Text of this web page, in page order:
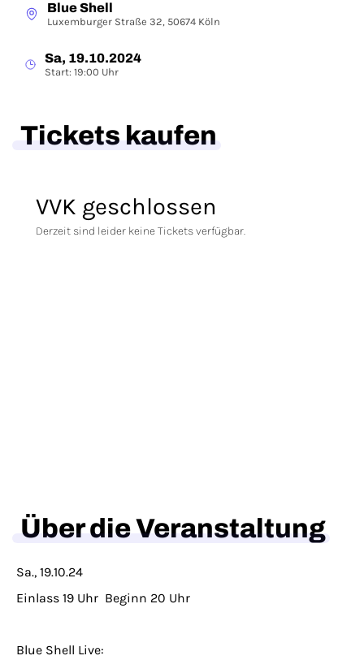
Blue Shell
Luxemburger Straße 32, 50674 Köln
Sa, 19.10.2024
Start: 19:00 Uhr
Tickets kaufen
VVK geschlossen
Derzeit sind leider keine Tickets verfügbar.
Über die Veranstaltung
Sa., 19.10.24
Einlass 19 Uhr Beginn 20 Uhr
Blue Shell Live: